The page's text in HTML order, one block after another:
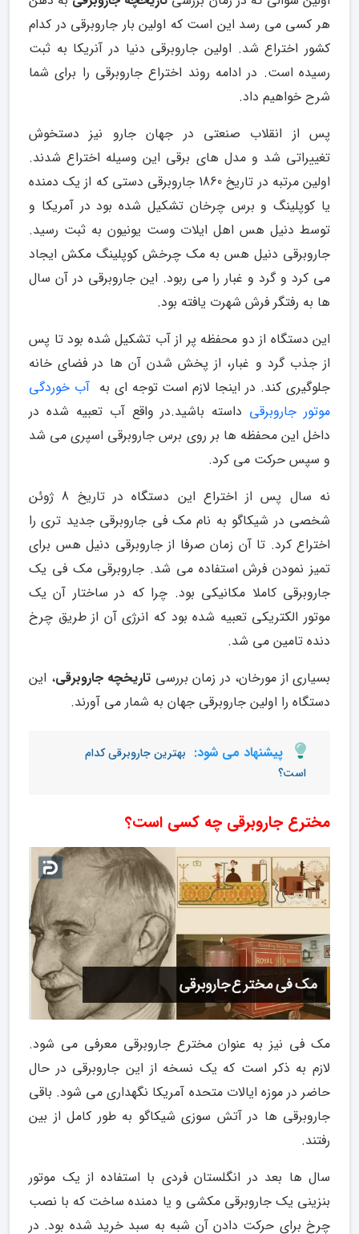
هر کسی می رسد این است که اولین بار جاروبرقی در کدام
کشور اختراع شد. اولین جاروبرقی دنیا در آنریکا به ثبت
رسیده است. در ادامه روند اختراع جاروبرقی را برای شما
شرح خواهیم داد.
پس از انقلاب صنعتی در جهان جارو نیز دستخوش
تغییراتی شد و مدل های برقی این وسیله اختراع شدند.
اولین مرتبه در تاریخ 1860 جاروبرقی دستی که از یک دمنده
یا کوپلینگ و برس چرخان تشکیل شده بود در آمریکا و
توسط دنیل هس اهل ایلات وست یونیون به ثبت رسید.
جاروبرقی دنیل هس به مک چرخش کوپلینگ مکش ایجاد
می کرد و گرد و غبار را می ربود. این جاروبرقی در آن سال
ها به رفتگر فرش شهرت یافته بود.
این دستگاه از دو محفظه پر از آب تشکیل شده بود تا پس
از جذب گرد و غبار، از پخش شدن آن ها در فضای خانه
جلوگیری کند. در اینجا لازم است توجه ای بهآب خوردگی
موتور جاروبرقی داسته باشید.در واقع آب تعبیه شده در
داخل این محفظه ها بر روی برس جاروبرقی اسپری می شد
و سپس حرکت می کرد.
نه سال پس از اختراع این دستگاه در تاریخ 8 ژوئن
شخصی در شیکاگو به نام مک فی جاروبرقی جدید تری را
اختراع کرد. تا آن زمان صرفا از جاروبرقی دنیل هس برای
تمیز نمودن فرش استفاده می شد. جاروبرقی مک فی یک
جاروبرقی کاملا مکانیکی بود. چرا که در ساختار آن یک
موتور الکتریکی تعبیه شده بود که انرژی آن از طریق چرخ
دنده تامین می شد.
بسیاری از مورخان، در زمان بررسی تاریخچه جاروبرقی، این
دستگاه را اولین جاروبرقی جهان به شمار می آورند.
پیشنهاد می شود: بهترین جاروبرقی کدام
است؟
مخترع جاروبرقی چه کسی است؟
مک فی نیز به عنوان مخترع جاروبرقی معرفی می شود.
لازم به ذکر است که یک نسخه از این جاروبرقی در حال
حاضر در موزه ایالات متحده آمریکا نگهداری می شود. باقی
جاروبرقی ها در آتش سوزی شیکاگو به طور کامل از بین
رفتند.
سال ها بعد در انگلستان فردی با استفاده از یک موتور
بنزینی یک جاروبرقی مکشی و یا دمنده ساخت که با نصب
چرخ برای حرکت دادن آن شبه به سبد خرید شده بود. در